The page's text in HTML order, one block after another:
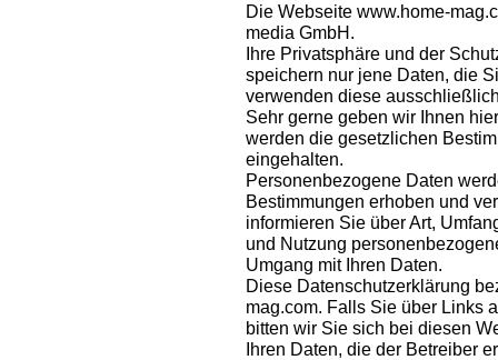
Die Webseite www.home-
media GmbH.
Ihre Privatsphäre und der
speichern nur jene Daten, die
verwenden diese
Sehr gerne geben wir Ihnen
werden die gesetzlichen
eingehalten.
Personenbezogene Daten
Bestimmungen erhoben und
informieren Sie über Art,
und Nutzung
Umgang mit Ihren Daten.
Diese Datenschutzerklärung
mag.com. Falls Sie über Links
bitten wir Sie sich bei diesen
Ihren Daten, die der Betreiber